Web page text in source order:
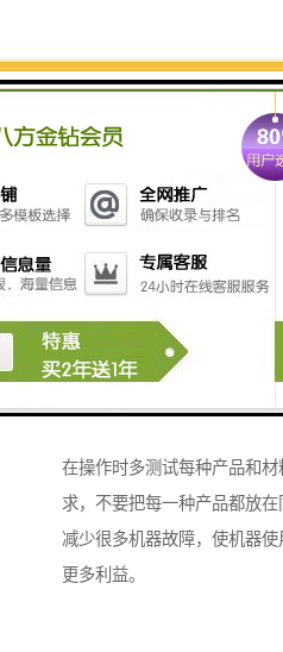
本封面、布料标志字母、相
坐垫花型和皮革凹式压花，
度，只需要把高频电流调节
可。
②凹凸立体感压花必须要上下
常用于服装压花、皮衣门禁
进行这种压花作业时，温度
流关闭再进行作业。
总的来说皮革压花机在加工
在操作时多测试每种产品和
求，不要把每一种产品都放
减少很多机器故障，使机器
更多利益。